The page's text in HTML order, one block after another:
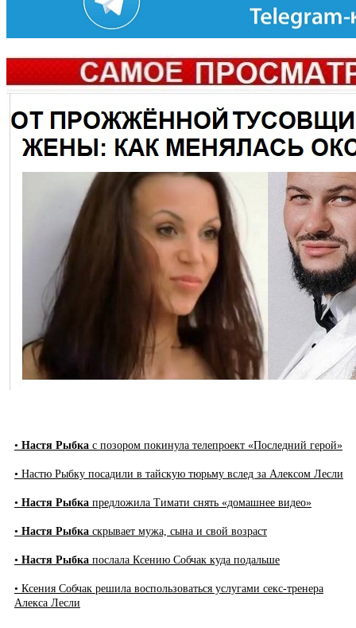
• Настя Рыбка с позором покинула телепроект «Последний герой»
• Настю Рыбку посадили в тайскую тюрьму вслед за Алексом Лесли
• Настя Рыбка предложила Тимати снять «домашнее видео»
• Настя Рыбка скрывает мужа, сына и свой возраст
• Настя Рыбка послала Ксению Собчак куда подальше
• Ксения Собчак решила воспользоваться услугами секс-тренера
Алекса Лесли